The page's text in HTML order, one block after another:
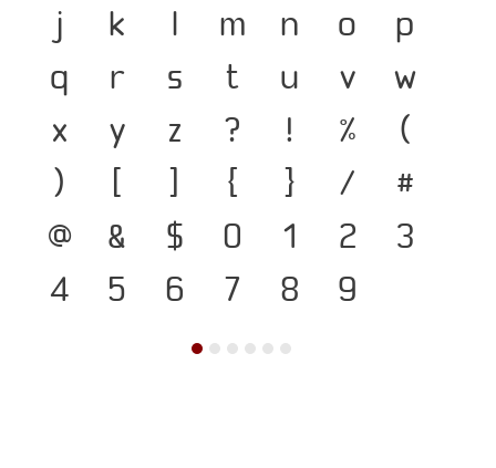
j
k l m n o
p
q
r s t u v
w
x
y z ? ! %
(
)
[ ] { } /
#
@
& $ 0 1 2
3
4
5 6 7 8 9